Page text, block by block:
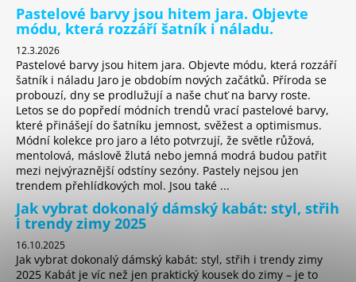
Pastelové barvy jsou hitem jara. Objevte
módu, která rozzáří šatník i náladu.
12.3.2026
Pastelové barvy jsou hitem jara. Objevte módu, která rozzáří
šatník i náladu Jaro je obdobím nových začátků. Příroda se
probouzí, dny se prodlužují a naše chuť na barvy roste.
Letos se do popředí módních trendů vrací pastelové barvy,
které přinášejí do šatníku jemnost, svěžest a optimismus.
Módní kolekce pro jaro a léto potvrzují, že světle růžová,
mentolová, máslově žlutá nebo jemná modrá budou patřit
mezi nejvýraznější odstíny sezóny. Pastely nejsou jen
trendem přehlídkových mol. Jsou také ...
Jak vybrat dokonalý dámský kabát: styl, střih
i trendy zimy 2025
16.10.2025
Jak vybrat dokonalý dámský kabát: styl, střih i trendy zimy
2025 Kabát je víc než jen praktický kousek do zimy – je to